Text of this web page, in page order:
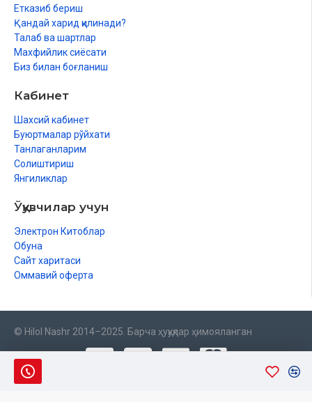
Етказиб бериш
Қандай харид қилинади?
Талаб ва шартлар
Махфийлик сиёсати
Биз билан боғланиш
Кабинет
Шахсий кабинет
Буюртмалар рўйхати
Танлаганларим
Солиштириш
Янгиликлар
Ўқувчилар учун
Электрон Китоблар
Обуна
Сайт харитаси
Оммавий оферта
© Hilol Nashr 2014–2025. Барча ҳуқуқлар ҳимояланган